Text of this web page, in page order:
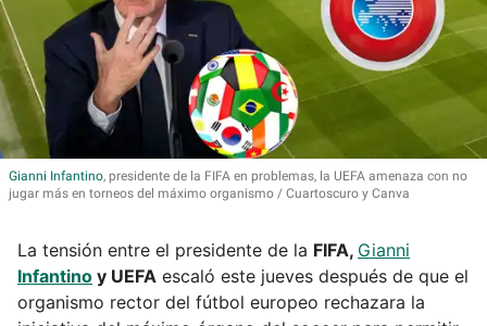
Gianni Infantino, presidente de la FIFA en problemas, la UEFA amenaza con no
jugar más en torneos del máximo organismo
Cuartoscuro y Canva
La tensión entre el presidente de la FIFA, Gianni
Infantino y UEFA escaló este jueves después de que el
organismo rector del fútbol europeo rechazara la